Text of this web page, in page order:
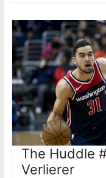
The Huddle
Verlierer